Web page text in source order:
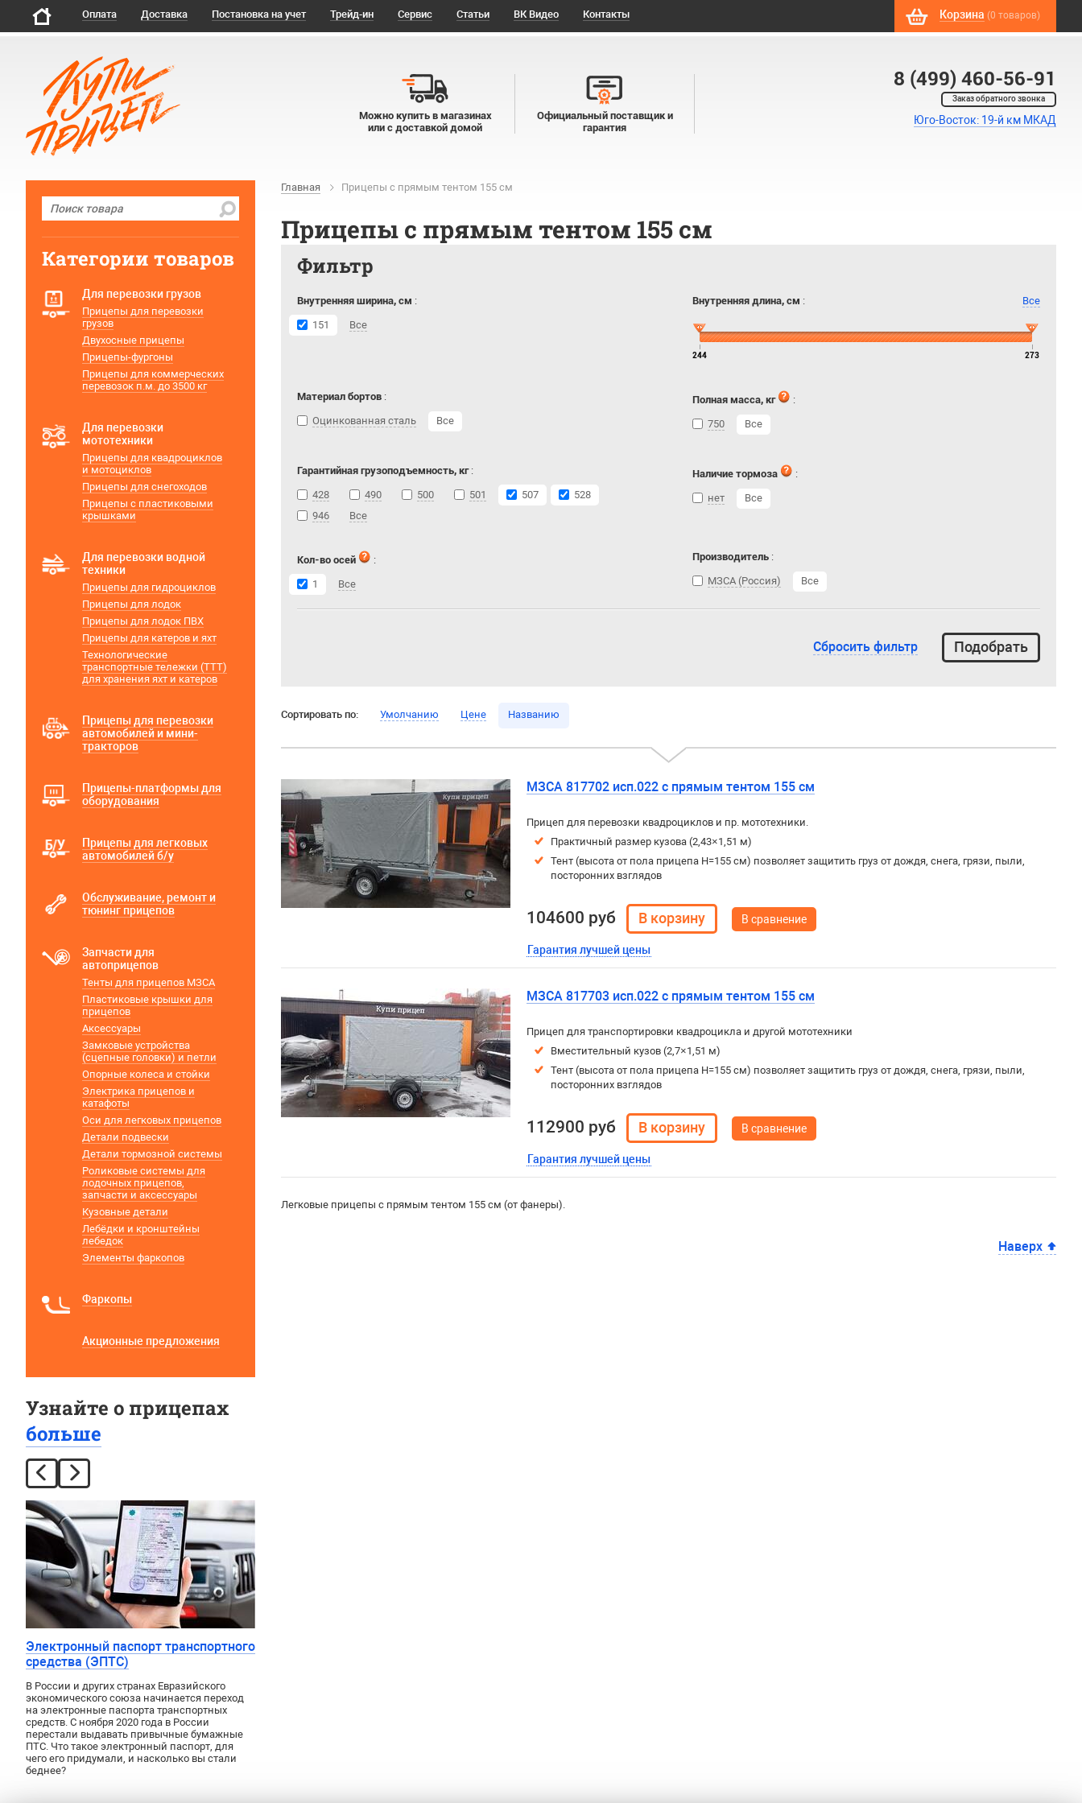
Оплата Доставка Постановка на учет Трейд-ин Сервис Статьи ВК Видео Контакты Корзина (0 товаров)
8 (499) 460-56-91
Заказ обратного звонка
Юго-Восток: 19-й км МКАД
Можно купить в магазинах
или с доставкой домой
Официальный поставщик и
гарантия
Главная Прицепы с прямым тентом 155 см
Прицепы с прямым тентом 155 см
Фильтр
Внутренняя ширина, см :
151
Все
Внутренняя длина, см : Все
244 273
Материал бортов :
Оцинкованная сталь
Все
Полная масса, кг
:
750
Все
Гарантийная грузоподъемность, кг:
428
490 500 501 507
528
946
Все
Наличие тормоза
:
нет
Все
Кол-во осей
:
1
Все
Производитель:
МЗСА (Россия)
Все
Сбросить фильтр
Сортировать по: Умолчанию Цене Названию
МЗСА 817702 исп.022 с прямым тентом 155 см
Прицеп для перевозки квадроциклов и пр. мототехники.
Практичный размер кузова (2,43×1,51 м)
Тент (высота от пола прицепа H=155 см) позволяет защитить груз от дождя, снега, грязи, пыли,
посторонних взглядов
104600 руб
Гарантия лучшей цены
В сравнение
МЗСА 817703 исп.022 с прямым тентом 155 см
Прицеп для транспортировки квадроцикла и другой мототехники
Вместительный кузов (2,7×1,51 м)
Тент (высота от пола прицепа H=155 см) позволяет защитить груз от дождя, снега, грязи, пыли,
посторонних взглядов
112900 руб
Гарантия лучшей цены
В сравнение
Легковые прицепы с прямым тентом 155 см (от фанеры).
Наверх
Категории товаров
Для перевозки грузов
Прицепы для перевозки
грузов
Двухосные прицепы
Прицепы-фургоны
Прицепы для коммерческих
перевозок п.м. до 3500 кг
Для перевозки
мототехники
Прицепы для квадроциклов
и мотоциклов
Прицепы для снегоходов
Прицепы с пластиковыми
крышками
Для перевозки водной
техники
Прицепы для гидроциклов
Прицепы для лодок
Прицепы для лодок ПВХ
Прицепы для катеров и яхт
Технологические
транспортные тележки (ТТТ)
для хранения яхт и катеров
Прицепы для перевозки
автомобилей и мини-
тракторов
Прицепы-платформы для
оборудования
Прицепы для легковых
автомобилей б/у
Обслуживание, ремонт и
тюнинг прицепов
Запчасти для
автоприцепов
Тенты для прицепов МЗСА
Пластиковые крышки для
прицепов
Аксессуары
Замковые устройства
(сцепные головки) и петли
Опорные колеса и стойки
Электрика прицепов и
катафоты
Оси для легковых прицепов
Детали подвески
Детали тормозной системы
Роликовые системы для
лодочных прицепов,
запчасти и аксессуары
Кузовные детали
Лебёдки и кронштейны
лебедок
Элементы фаркопов
Фаркопы
Акционные предложения
Узнайте о прицепах
больше
Электронный паспорт транспортного
средства (ЭПТС)
В России и других странах Евразийского
экономического союза начинается переход
на электронные паспорта транспортных
средств. С ноября 2020 года в России
перестали выдавать привычные бумажные
ПТС. Что такое электронный паспорт, для
чего его придумали, и насколько вы стали
беднее?